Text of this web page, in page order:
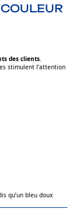
des clients.
stimulent l’attention
qu’un bleu doux